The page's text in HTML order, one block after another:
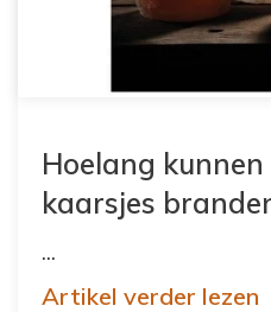
Hoelang
kaarsjes
...
Artikel verder lezen